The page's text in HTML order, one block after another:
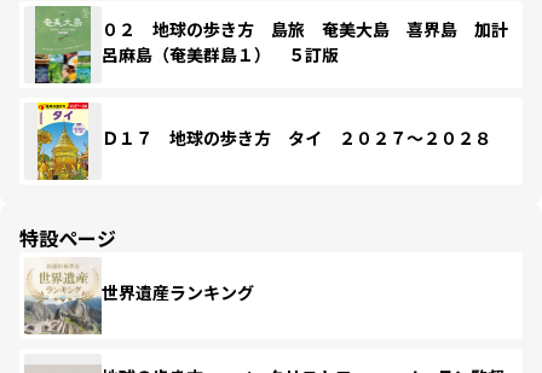
０２ 地球の歩き方 島旅 奄美大島 喜界島 加計
呂麻島（奄美群島１） ５訂版
Ｄ１７ 地球の歩き方 タイ ２０２７～２０２８
特設ページ
世界遺産ランキング